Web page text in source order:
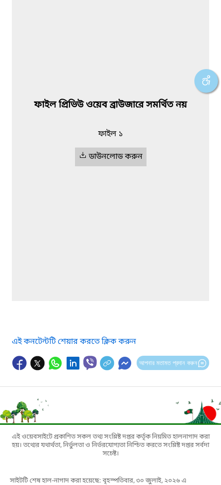
ফাইল প্রিভিউ ওয়েব ব্রাউজারে সমর্থিত নয়
ফাইল ১
ডাউনলোড করুন
এই কনটেন্টটি শেয়ার করতে ক্লিক করুন
আপনার মতামত প্রদান করুন
এই ওয়েবসাইটে প্রকাশিত সকল তথ্য সংশ্লিষ্ট দপ্তর কর্তৃক নিয়মিত হালনাগাদ করা
হয়। তথ্যের যথার্থতা, নির্ভুলতা ও নির্ভরযোগ্যতা নিশ্চিত করতে সংশ্লিষ্ট দপ্তর সর্বদা
সচেষ্ট।
সাইটটি শেষ হাল-নাগাদ করা হয়েছে: বৃহস্পতিবার, ৩০ জুলাই, ২০২৬ এ